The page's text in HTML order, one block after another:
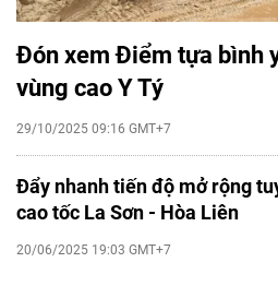
Đón xem Điểm tựa bình
vùng cao Y Tý
29/10/2025 09:16 GMT+7
Đẩy nhanh tiến độ mở rộng
cao tốc La Sơn - Hòa Liên
20/06/2025 19:03 GMT+7